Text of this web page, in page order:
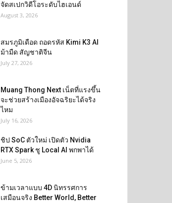
จัดสเปกวิดีโอระดับไฮเอนด์
August 3, 2026
สมรภูมิเดือด ถอดรหัส Kimi K3 AI
ม้ามืด สัญชาติจีน
July 27, 2026
Muang Thong Next เน็ตที่แรงขึ้น
จะช่วยสร้างเมืองอัจฉริยะได้จริง
ไหม
July 16, 2026
ชิป SoC ตัวใหม่ เปิดตัว Nvidia
RTX Spark ชู Local AI พกพาได้
June 5, 2026
ข้ามเวลาแบบ 4D นิทรรศการ
เสมือนจริง Better World, Better